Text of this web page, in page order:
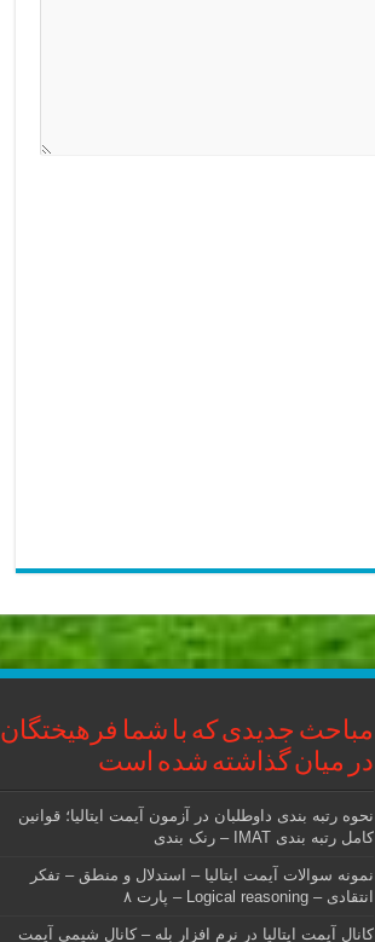
مباحث جدیدی که با شما فرهیختگان
در میان گذاشته شده است
نحوه رتبه بندی داوطلبان در آزمون آیمت ایتالیا؛ قوانین
کامل رتبه بندی IMAT – رنک بندی
نمونه سوالات آیمت ایتالیا – استدلال و منطق – تفکر
انتقادی – Logical reasoning – پارت ۸
کانال آیمت ایتالیا در نرم افزار بله – کانال شیمی آیمت